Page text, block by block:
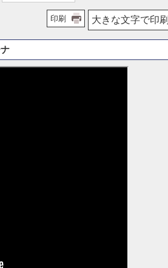
印刷 大きな文字で印刷